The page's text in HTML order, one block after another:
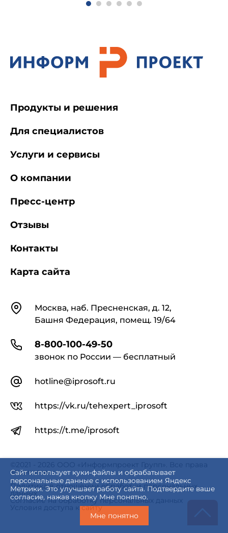
Сайт использует куки-файлы и обрабатывает
персональные данные с использованием Яндекс
Метрики. Это улучшает работу сайта. Подтвердите ваше
согласие, нажав кнопку Мне понятно.
Мне понятно
КонтактыМосква, наб. Пресненская, д. 12,
Башня Федерация, помещ. 19/64
8-800-100-49-50
звонок по России — бесплатный
hotline@iprosoft.ru
https://vk.ru/tehexpert_iprosoft
https://t.me/iprosoft
Продукты и решения
Для специалистов
Услуги и сервисы
О компании
Пресс-центр
Отзывы
Контакты
Карта сайта
©2021 - 2026 ООО «Информпроект Групп». Все права
защищены.
Политика в отношении обработки персональных
данных
Согласие на обработку персональных данных
Условия доступа к сайту